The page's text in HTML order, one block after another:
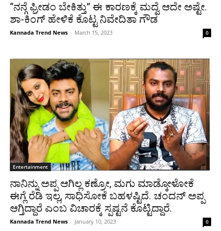
“ನನ್ಗೆ ಫ್ರೀಡಂ ಬೇಕಿತ್ತು” ಈ ಕಾರಣಕ್ಕೆ ಮದ್ವೆ ಆದೇ ಅಷ್ಟೇ.
ಶಾ-ಕಿಂಗ್ ಹೇಳಿಕೆ ಕೊಟ್ಟ ನಿವೇದಿತಾ ಗೌಡ
Kannada Trend News - March 15, 2023 0
Entertainment
ನಾನಿನ್ನು ಅಪ್ಪ ಆಗಿಲ್ಲ ಕಣ್ರೋ, ಮಗು ಮಾಡ್ಕೋಳೋಕೆ
ಈಗ್ಲೆ ರೆಡಿ ಇಲ್ಲ, ಸಾಧಿಸೋಕೆ ಬಹಳಷ್ಟಿದೆ. ಚಂದನ್ ಅಪ್ಪ
ಆಗ್ತಿದ್ದಾರೆ ಎಂಬ ವಿಚಾರಕ್ಕೆ ಸ್ಪಷ್ಟನೆ ಕೊಟ್ಟಿದ್ದಾರೆ.
Kannada Trend News - January 10, 2023 0